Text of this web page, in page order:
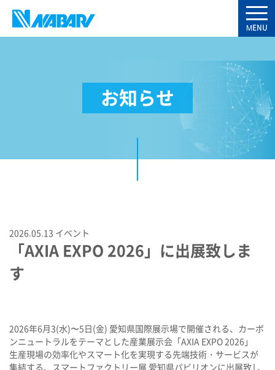
お知らせ
2026.05.13 イベント
「AXIA EXPO 2026」に出展致しま
す
2026年6月3(水)〜5日(金) 愛知県国際展示場で開催される、カーボ
ンニュートラルをテーマとした産業展示会「AXIA EXPO 2026」
生産現場の効率化やスマート化を実現する先端技術・サービスが
集結する、スマートファクトリー展 愛知県パビリオンに出展致し